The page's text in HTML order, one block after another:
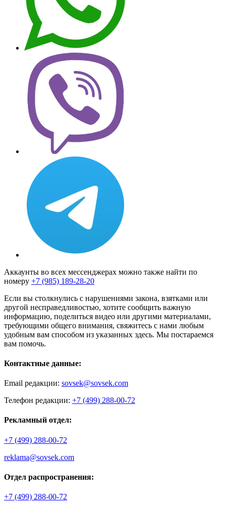
Аккаунты во всех мессенджерах можно также найти по
номеру +7 (985) 189-28-20
Если вы столкнулись с нарушениями закона, взятками или
другой несправедливостью, хотите сообщить важную
информацию, поделиться видео или другими материалами,
требующими общего внимания, свяжитесь с нами любым
удобным вам способом из указанных здесь. Мы постараемся
вам помочь.
Контактные данные:
Email редакции: sovsek@sovsek.com
Телефон редакции: +7 (499) 288-00-72
Рекламный отдел:
+7 (499) 288-00-72
reklama@sovsek.com
Отдел распространения:
+7 (499) 288-00-72